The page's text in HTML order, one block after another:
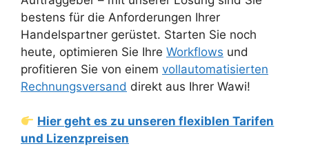
bestens für die Anforderungen Ihrer
Handelspartner gerüstet. Starten Sie noch
heute, optimieren Sie Ihre Workflows und
profitieren Sie von einem vollautomatisierten
Rechnungsversand direkt aus Ihrer Wawi!
Hier geht es zu unseren flexiblen Tarifen
und Lizenzpreisen